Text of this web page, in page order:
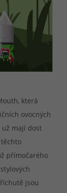
která
ovocných
už mají dost
přímočarého
jsou